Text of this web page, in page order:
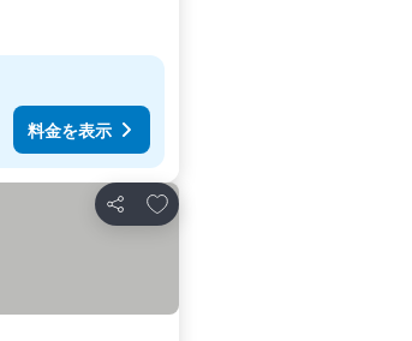
料金を表示
シェア
お気に入りに追加